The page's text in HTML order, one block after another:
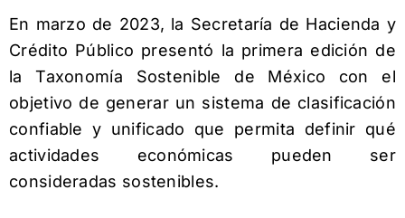
En marzo de 2023, la Secretaría de Hacienda y
Crédito Público presentó la primera edición de
la Taxonomía Sostenible de México con el
objetivo de generar un sistema de clasificación
confiable y unificado que permita definir qué
actividades económicas pueden ser
consideradas sostenibles.